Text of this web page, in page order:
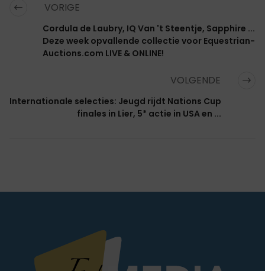
VORIGE
Cordula de Laubry, IQ Van 't Steentje, Sapphire ...
Deze week opvallende collectie voor Equestrian-
Auctions.com LIVE & ONLINE!
VOLGENDE
Internationale selecties: Jeugd rijdt Nations Cup
finales in Lier, 5* actie in USA en ...